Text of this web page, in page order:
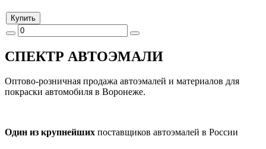
Купить
СПЕКТР АВТОЭМАЛИ
Оптово-розничная продажа автоэмалей и материалов для
покраски автомобиля в Воронеже.
Один из крупнейших поставщиков автоэмалей в России